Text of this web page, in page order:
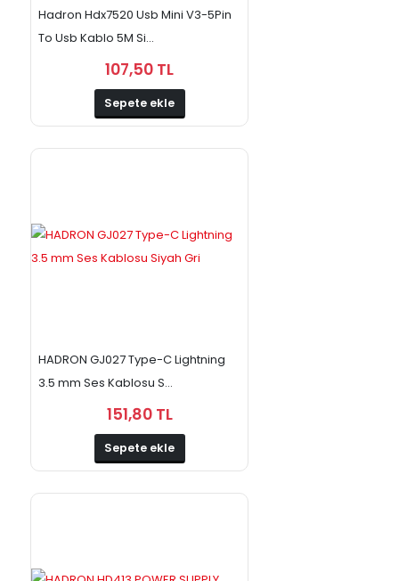
Hadron Hdx7520 Usb Mini V3-5Pin
To Usb Kablo 5M Si...
107,50 TL
Sepete ekle
HADRON GJ027 Type-C Lightning
3.5 mm Ses Kablosu S...
151,80 TL
Sepete ekle